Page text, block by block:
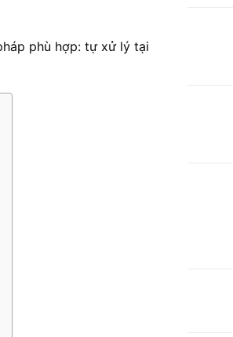
phù hợp: tự xử lý tại